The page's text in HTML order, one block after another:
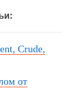
Crude,
от